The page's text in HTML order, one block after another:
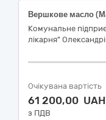
Комунальне
лікарня"
Очікувана вартість
61 200,00 UAH
з ПДВ